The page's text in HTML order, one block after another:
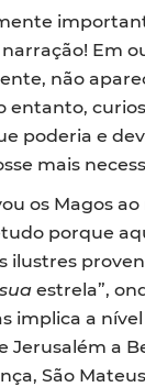
Em
não
entanto,
poderia e
mais
os Magos
porque
ilustres
suaestrela”,
implica a
Jerusalém a
São